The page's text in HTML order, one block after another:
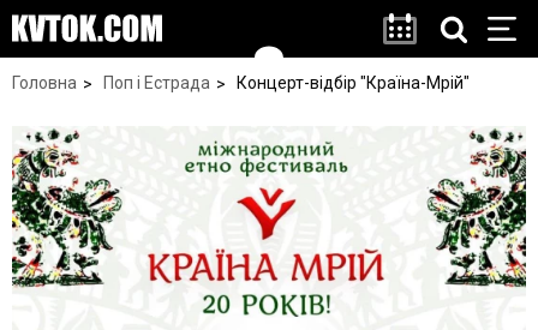
Головна Поп і Естрада Концерт-відбір "Країна-Мрій"